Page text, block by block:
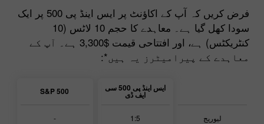
فرض کریں کہ آپ کے اکاؤنٹ پر ایس اینڈ پی 500 پر ایک
سودا کھل گیا ہے۔ معاہدے کا حجم 10 لاٹس (10
کنٹریکٹس) ہے، اور افتتاحی قیمت $3,300 ہے۔ آپ کے
معاہدے کے پیرامیٹرز یہ ہیں*:
لیوریج
ایس اینڈ پی 500 سی
ایف ڈی
1:5
S&P 500
-